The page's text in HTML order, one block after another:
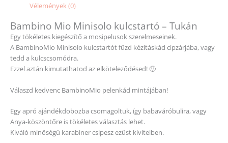
Vélemények (0)
Bambino Mio Minisolo kulcstartó – Tukán
Egy tökéletes kiegészítő a mosipelusok szerelmeseinek.
A BambinoMio Minisolo kulcstartót fűzd kézitáskád cipzárjába, vagy
tedd a kulcscsomódra.
Ezzel aztán kimutathatod az elköteleződésed! 🙂
Válaszd kedvenc BambinoMio pelenkád mintájában!
Egy apró ajándékdobozba csomagoltuk, így babaváróbulira, vagy
Anya-köszöntőre is tökéletes választás lehet.
Kiváló minőségű karabiner csipesz ezüst kivitelben.